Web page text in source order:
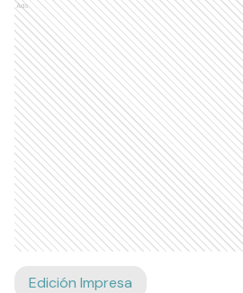
Ads
Edición Impresa